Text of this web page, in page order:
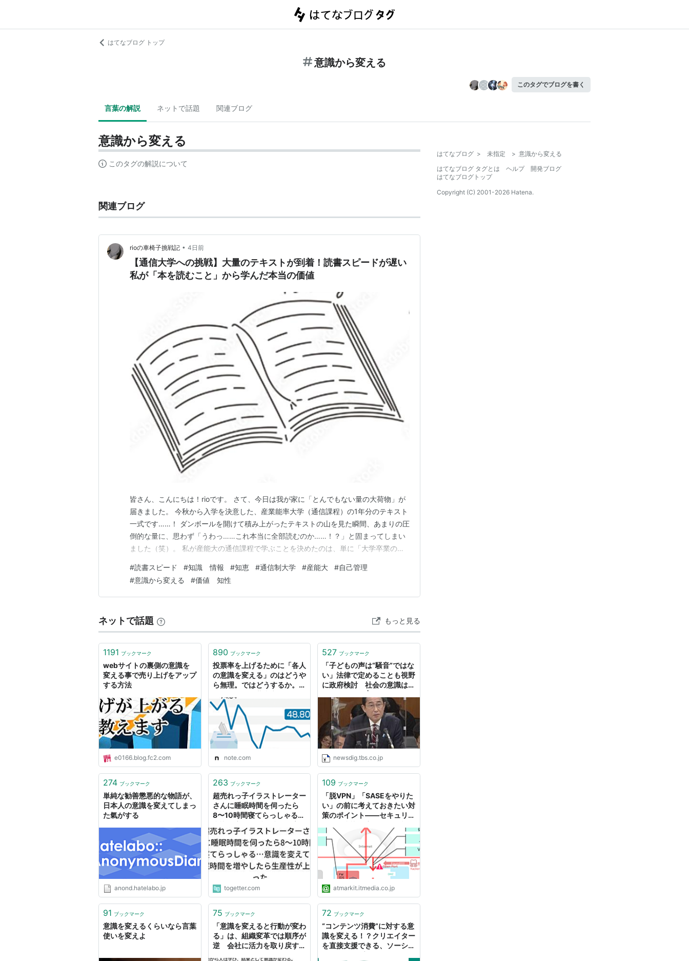
はてなブログ トップ
意識から変える
このタグでブログを書く
言葉の解説 ネットで話題 関連ブログ
意識から変える
このタグの解説について
関連ブログ
rioの車椅子挑戦記 • 4日前
【通信大学への挑戦】大量のテキストが到着！読書スピードが遅い
私が「本を読むこと」から学んだ本当の価値
皆さん、こんにちは！rioです。 さて、今日は我が家に「とんでもない量の大荷物」が
届きました。 今秋から入学を決意した、産業能率大学（通信課程）の1年分のテキスト
一式です……！ ダンボールを開けて積み上がったテキストの山を見た瞬間、あまりの圧
倒的な量に、思わず「うわっ……これ本当に全部読むのか……！？」と固まってしまい
ました（笑）。 私が産能大の通信課程で学ぶことを決めたのは、単に「大学卒業の肩
対して、本質的な知識を身につけ、実践に落とし込みたいという強い探究心があったか
らです。 実は昨日も、入学説明会と模擬オンライ…
#読書スピード #知識 情報 #知恵 #通信制大学 #産能大 #自己管理
#意識から変える #価値 知性
ネットで話題 もっと見る
1191 ブックマーク
webサイトの裏側の意識を
変える事で売り上げをアップ
する方法
e0166.blog.fc2.com
890 ブックマーク
投票率を上げるために「各人
の意識を変える」のはどうや
ら無理。ではどうするか。｜
note.com
527 ブックマーク
「子どもの声は“騒音”ではな
い」法律で定めることも視野
に政府検討 社会の意識は変
DIG
newsdig.tbs.co.jp
274 ブックマーク
単純な勧善懲悪的な物語が、
日本人の意識を変えてしまっ
た氣がする
anond.hatelabo.jp
263 ブックマーク
超売れっ子イラストレーター
さんに睡眠時間を伺ったら
8〜10時間寝てらっしゃる…
したら生産性が上がった
togetter.com
109 ブックマーク
「脱VPN」「SASEをやりた
い」の前に考えておきたい対
策のポイント――セキュリテ
化、シンプル化とは
atmarkit.itmedia.co.jp
91 ブックマーク
意識を変えるくらいなら言葉
使いを変えよ
75 ブックマーク
「意識を変えると行動が変わ
る」は、組織変革では順序が
逆 会社に活力を取り戻す
72 ブックマーク
“コンテンツ消費”に対する意
識を変える！？クリエイター
を直接支援できる、ソーシャ
はてなブログ > 未指定 > 意識から変える
はてなブログ タグとは
ヘルプ
開発ブログ
はてなブログトップ
Copyright (C) 2001-2026 Hatena.